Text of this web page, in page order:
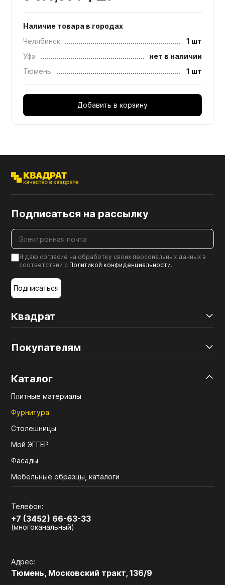
Наличие товара в городах
Челябинск
1 шт
Уфа
нет в наличии
Тюмень
1 шт
Добавить в корзину
Квадрат
Покупателям
Каталог
Плитные материалы
Фурнитура
Столешницы
Мой ЭГГЕР
Фасады
Мебельные образцы, каталоги
Телефон:
+7 (3452) 66-63-33
(многоканальный)
Адрес:
Тюмень, Московский тракт, 136/9
Подписаться на рассылку
Я даю согласие на обработку своих персональных данных в
соответствии с Политикой конфиденциальности.
Подписаться